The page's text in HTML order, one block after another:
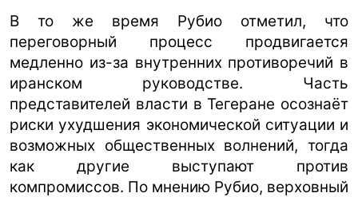
В то же время Рубио отметил, что
переговорный процесс продвигается
медленно из-за внутренних противоречий в
иранском руководстве. Часть
представителей власти в Тегеране осознаёт
риски ухудшения экономической ситуации и
возможных общественных волнений, тогда
как другие выступают против
компромиссов. По мнению Рубио, верховный